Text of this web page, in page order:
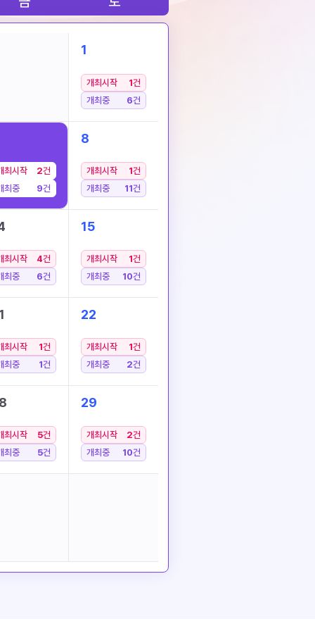
1
개최시작 1건
개최중
6건
최시작 2건
최중
9건
8
개최시작 1건
개최중
11건
최시작 4건
최중
6건
15
개최시작 1건
개최중
10건
최시작 1건
최중
1건
22
개최시작 1건
개최중
2건
최시작 5건
최중
5건
29
개최시작 2건
개최중
10건